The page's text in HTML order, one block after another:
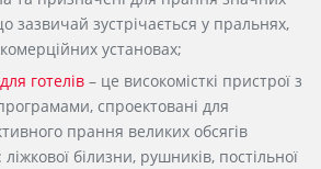
зазвичай зустрічається у пральнях,
установах;
готелів– це високомісткі пристрої з
спроектовані для
прання великих обсягів
білизни, рушників, постільної